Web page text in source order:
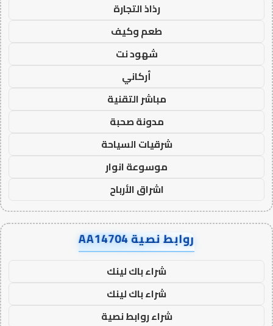
رذاذ التجارة
طعم وكيف
شهود نت
أركاني
مباشر التقنية
مدونة صحبة
شرقيات السياحة
موسوعة انوار
اشراق الأرباح
روابط نصية AA14704
شراء باك لينك
شراء باك لينك
شراء روابط نصية